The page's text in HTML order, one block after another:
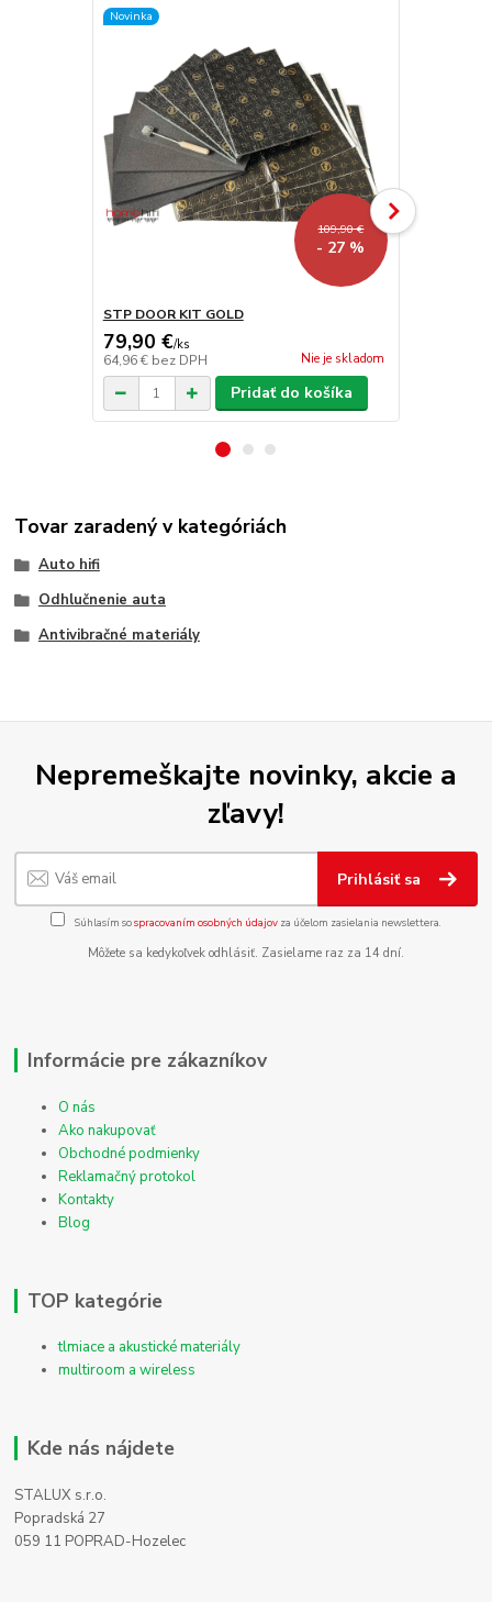
Novinka
109,90 €
- 27 %
STP DOOR KIT GOLD
79,90 €/ks
64,96 € bez DPH Nie je skladom
Pridať do košíka
Tovar zaradený v kategóriách
Auto hifi
Odhlučnenie auta
Antivibračné materiály
Nepremeškajte novinky, akcie a
zľavy!
Prihlásiť sa
Súhlasím sospracovaním osobných údajov za účelom zasielania newslettera.
Môžete sa kedykoľvek odhlásiť. Zasielame raz za 14 dní.
Informácie pre zákazníkov
O nás
Ako nakupovať
Obchodné podmienky
Reklamačný protokol
Kontakty
Blog
TOP kategórie
tlmiace a akustické materiály
multiroom a wireless
Kde nás nájdete
STALUX s.r.o.
Popradská 27
059 11 POPRAD-Hozelec